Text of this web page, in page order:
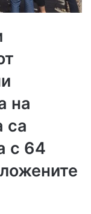
на
са
с 64